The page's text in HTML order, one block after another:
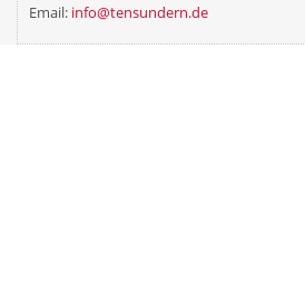
Email: info@tensundern.de